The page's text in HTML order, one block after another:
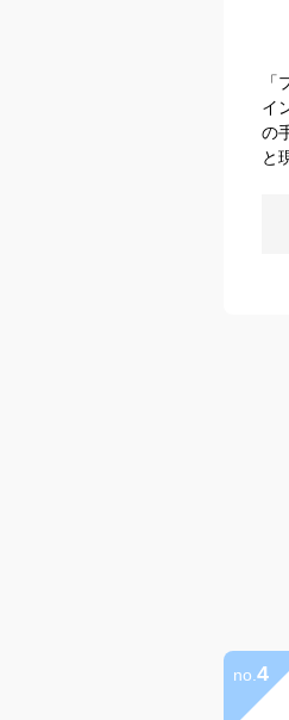
イ
の
と
no. 4